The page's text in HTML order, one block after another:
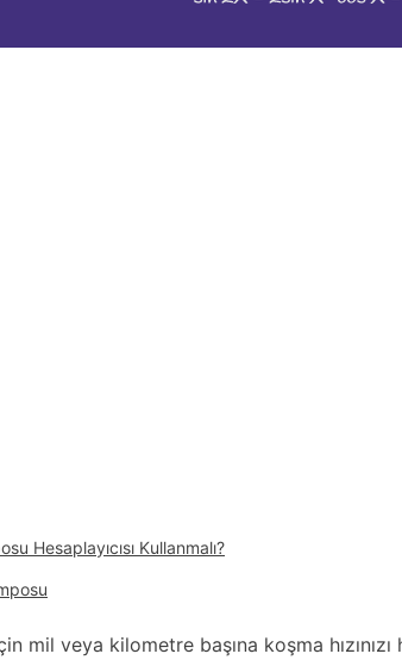
Hesaplayıcısı Kullanmalı?
mil veya kilometre başına koşma hızınızı